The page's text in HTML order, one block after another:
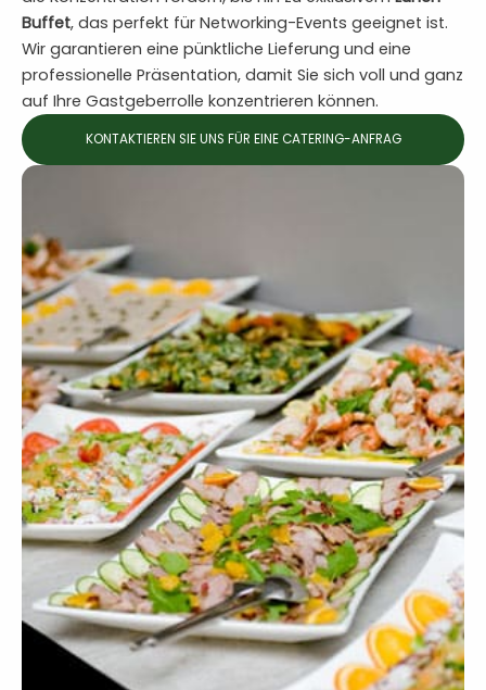
Buffet, das perfekt für Networking-Events geeignet ist.
Wir garantieren eine pünktliche Lieferung und eine
professionelle Präsentation, damit Sie sich voll und ganz
auf Ihre Gastgeberrolle konzentrieren können.
KONTAKTIEREN SIE UNS FÜR EINE CATERING-ANFRAG